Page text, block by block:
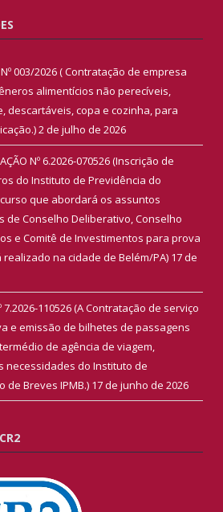
Nº 003/2026 ( Contratação de empresa
alimentícios não perecíveis,
descartáveis, copa e cozinha, para
2 de julho de 2026
Nº 6.2026-070526 (Inscrição de
do Instituto de Previdência do
que abordará os assuntos
de Conselho Deliberativo, Conselho
e Comitê de Investimentos para prova
na cidade de Belém/PA) 17 de
110526 (A Contratação de serviço
e emissão de bilhetes de passagens
de agência de viagem,
necessidades do Instituto de
de Breves IPMB.) 17 de junho de 2026